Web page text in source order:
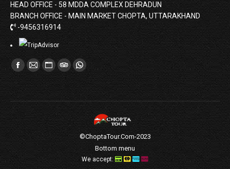
HEAD OFFICE - 58 MDDA COMPLEX DEHRADUN
BRANCH OFFICE - MAIN MARKET CHOPTA, UTTARAKHAND
-9456316914
Find us on:
Facebook
page
opens
in
new
window
Mail
page
opens
in
new
window
Website
page
opens
in
new
window
TripAdvisor
page
opens
in
new
window
Whatsapp
page
opens
in
new
window
©ChoptaTour.Com-2023
Bottom menu
We accept: